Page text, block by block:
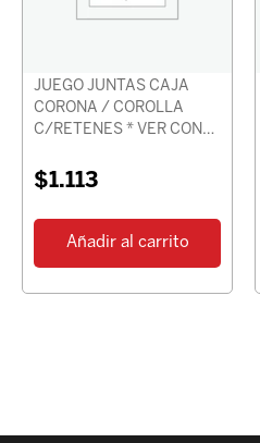
JUEGO JUNTAS CAJA
CORONA / COROLLA
C/RETENES * VER CON
$1.113
Añadir al carrito